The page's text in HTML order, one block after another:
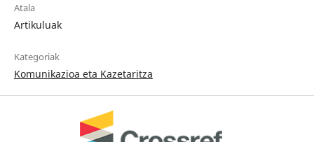
Atala
Artikuluak
Kategoriak
Komunikazioa eta Kazetaritza